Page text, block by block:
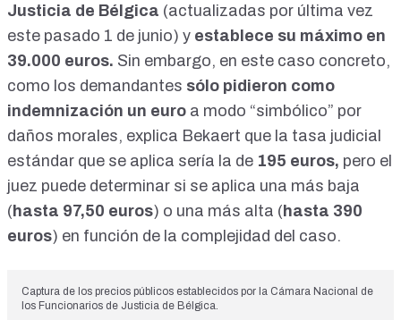
Justicia de Bélgica (actualizadas por última vez
este pasado 1 de junio) y establece su máximo en
39.000 euros. Sin embargo, en este caso concreto,
como los demandantes sólo pidieron como
indemnización un euro a modo “simbólico” por
daños morales, explica Bekaert que la tasa judicial
estándar que se aplica sería la de 195 euros, pero el
juez puede determinar si se aplica una más baja
( hasta 97,50 euros) o una más alta ( hasta 390
euros) en función de la complejidad del caso.
Captura de los precios públicos establecidos por la Cámara Nacional de
los Funcionarios de Justicia de Bélgica.